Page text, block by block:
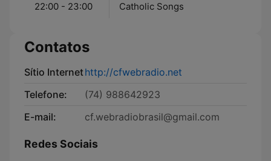
22:00 - 23:00 Catholic Songs
Contatos
Sítio Internethttp://cfwebradio.net
Telefone:
(74) 988642923
E-mail:
cf.webradiobrasil@gmail.com
Redes Sociais